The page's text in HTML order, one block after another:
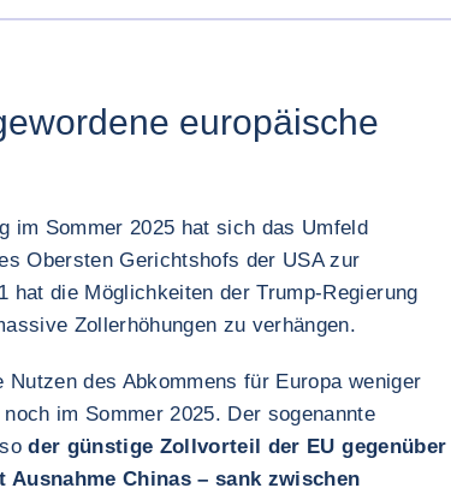
europäische
im Sommer 2025 hat sich das Umfeld
Obersten Gerichtshofs der USA zur
hat die Möglichkeiten der Trump-Regierung
Zollerhöhungen zu verhängen.
des Abkommens für Europa weniger
im Sommer 2025. Der sogenannte
der günstige Zollvorteil der EU gegenüber
Ausnahme Chinas – sank zwischen